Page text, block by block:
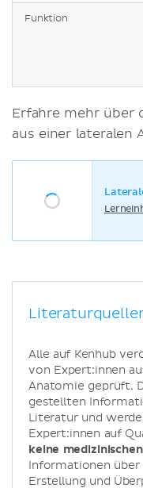
Funktion
Erfahre mehr über
aus einer lateralen
Alle auf Kenhub
von Expert:innen
Anatomie geprüft.
gestellten
Literatur und
Expert:innen auf
keine
Informationen über
Erstellung und